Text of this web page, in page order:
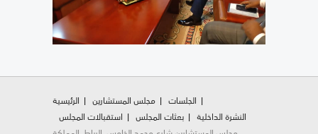
الرئيسية مجلس المستشارين
الجلسات
استقبالات المجلس
بعثات المجلس
النشرة الداخلية